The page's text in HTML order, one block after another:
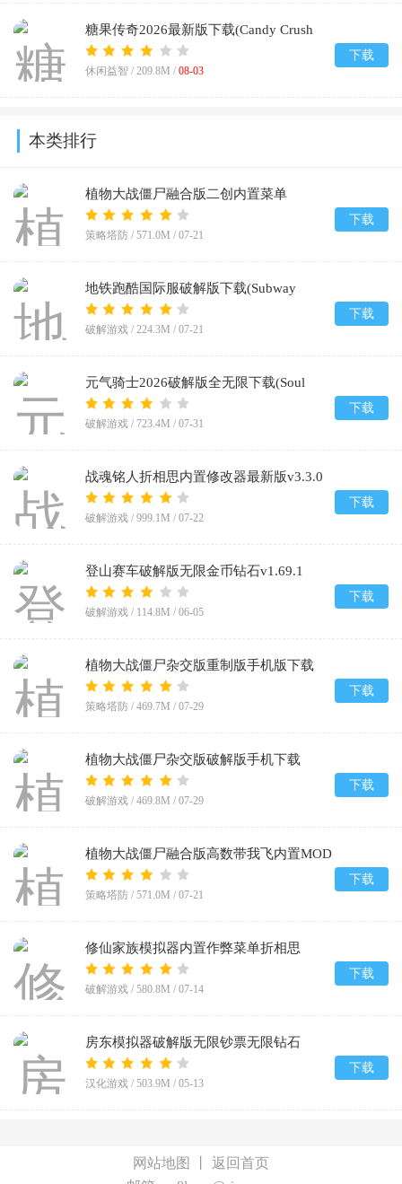
糖果传奇2026最新版下载(Candy Crush
Saga)v1.333.2.1
休闲益智 / 209.8M / 08-03
下载
本类排行
植物大战僵尸融合版二创内置菜单
(PlantsVsZombiesRH-Mod)v3.8.1
策略塔防 / 571.0M / 07-21
下载
地铁跑酷国际服破解版下载(Subway
Surf)v3.66.1
破解游戏 / 224.3M / 07-21
下载
元气骑士2026破解版全无限下载(Soul
Knight)v8.4.0
破解游戏 / 723.4M / 07-31
下载
战魂铭人折相思内置修改器最新版v3.3.0
破解游戏 / 999.1M / 07-22
下载
登山赛车破解版无限金币钻石v1.69.1
破解游戏 / 114.8M / 06-05
下载
植物大战僵尸杂交版重制版手机版下载
v0.25.5
策略塔防 / 469.7M / 07-29
下载
植物大战僵尸杂交版破解版手机下载
(Plants vs Zombies Super Hybrid)v0.25.5.0
破解游戏 / 469.8M / 07-29
下载
植物大战僵尸融合版高数带我飞内置MOD
菜单(PlantsVsZombiesRH-Mod)v3.8.1
策略塔防 / 571.0M / 07-21
下载
修仙家族模拟器内置作弊菜单折相思
v10.1.6
破解游戏 / 580.8M / 07-14
下载
房东模拟器破解版无限钞票无限钻石
v1.87.5.2
汉化游戏 / 503.9M / 05-13
下载
网站地图
返回首页